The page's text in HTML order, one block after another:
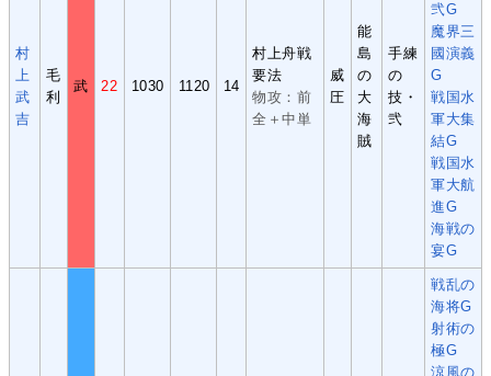
村
上
武
吉
毛
利
武 22 1030 1120 14
村上舟戦
要法
物攻：前
全＋中単
威
圧
能
島
の
大
海
賊
手練
の
技・
弐
弐G
魔界三
國演義
G
戦国水
軍大集
結G
戦国水
軍大航
進G
海戦の
宴G
戦乱の
海将G
射術の
極G
涼風の